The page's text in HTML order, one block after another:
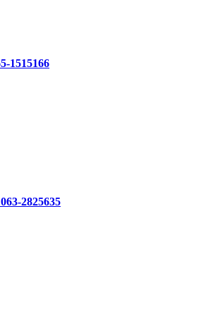
1515166
2825635